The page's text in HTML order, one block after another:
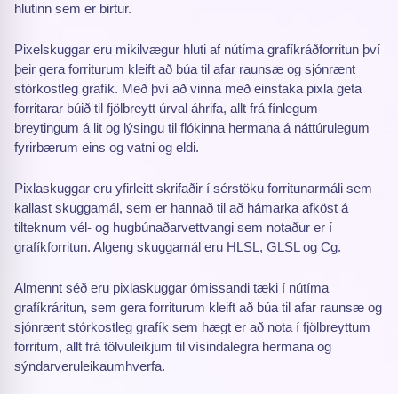
hlutinn sem er birtur.
Pixelskuggar eru mikilvægur hluti af nútíma grafíkráðforritun því
þeir gera forriturum kleift að búa til afar raunsæ og sjónrænt
stórkostleg grafík. Með því að vinna með einstaka pixla geta
forritarar búið til fjölbreytt úrval áhrifa, allt frá fínlegum
breytingum á lit og lýsingu til flókinna hermana á náttúrulegum
fyrirbærum eins og vatni og eldi.
Pixlaskuggar eru yfirleitt skrifaðir í sérstöku forritunarmáli sem
kallast skuggamál, sem er hannað til að hámarka afköst á
tilteknum vél- og hugbúnaðarvettvangi sem notaður er í
grafíkforritun. Algeng skuggamál eru HLSL, GLSL og Cg.
Almennt séð eru pixlaskuggar ómissandi tæki í nútíma
grafíkráritun, sem gera forriturum kleift að búa til afar raunsæ og
sjónrænt stórkostleg grafík sem hægt er að nota í fjölbreyttum
forritum, allt frá tölvuleikjum til vísindalegra hermana og
sýndarveruleikaumhverfa.